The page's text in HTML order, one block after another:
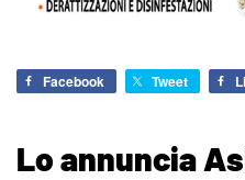
Facebook Tweet
Lo annuncia